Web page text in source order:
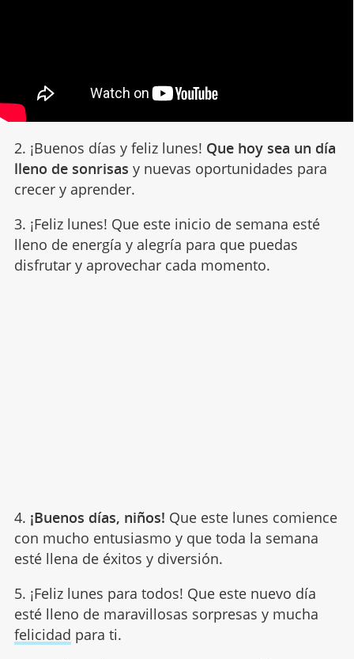
2. ¡Buenos días y feliz lunes! Que hoy sea un día
lleno de sonrisas y nuevas oportunidades para
crecer y aprender.
3. ¡Feliz lunes! Que este inicio de semana esté
lleno de energía y alegría para que puedas
disfrutar y aprovechar cada momento.
4. ¡Buenos días, niños! Que este lunes comience
con mucho entusiasmo y que toda la semana
esté llena de éxitos y diversión.
5. ¡Feliz lunes para todos! Que este nuevo día
esté lleno de maravillosas sorpresas y mucha
felicidad para ti.